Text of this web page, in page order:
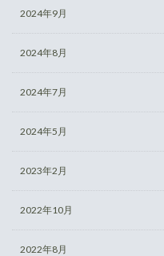
2024年9月
2024年8月
2024年7月
2024年5月
2023年2月
2022年10月
2022年8月